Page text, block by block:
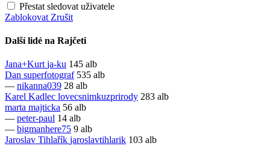
Přestat sledovat uživatele
Zablokovat Zrušit
Další lidé na Rajčeti
Jana+Kurt ja-ku 145 alb
Dan superfotograf 535 alb
— nikanna039 28 alb
Karel Kadlec lovecsnimkuzprirody 283 alb
marta majticka 56 alb
— peter-paul 14 alb
— bigmanhere75 9 alb
Jaroslav Tihlařík jaroslavtihlarik 103 alb